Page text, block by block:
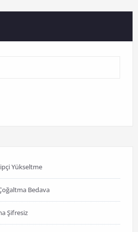
Yükseltme
Bedava
Şifresiz